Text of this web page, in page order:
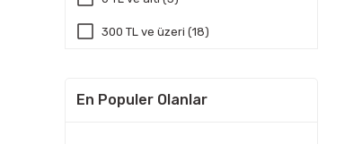
300 TL ve üzeri (18)
En Populer Olanlar